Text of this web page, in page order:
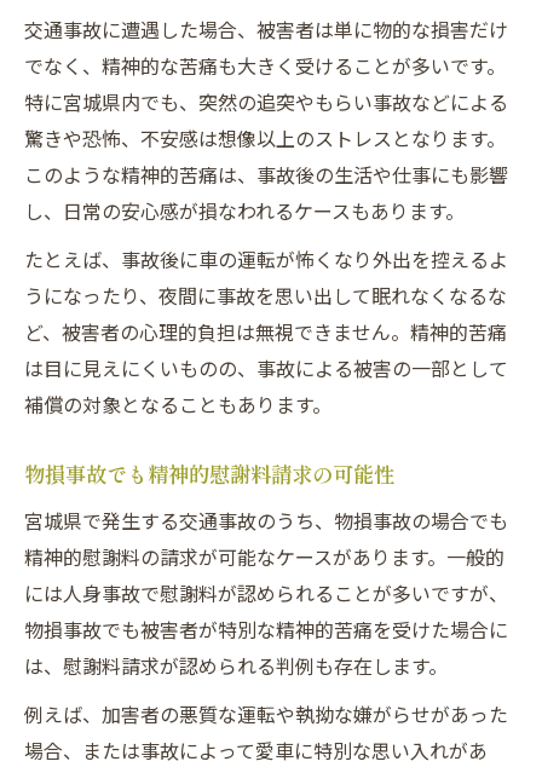
交通事故に遭遇した場合、被害者は単に物的な損害だけ
でなく、精神的な苦痛も大きく受けることが多いです。
特に宮城県内でも、突然の追突やもらい事故などによる
驚きや恐怖、不安感は想像以上のストレスとなります。
このような精神的苦痛は、事故後の生活や仕事にも影響
し、日常の安心感が損なわれるケースもあります。
たとえば、事故後に車の運転が怖くなり外出を控えるよ
うになったり、夜間に事故を思い出して眠れなくなるな
ど、被害者の心理的負担は無視できません。精神的苦痛
は目に見えにくいものの、事故による被害の一部として
補償の対象となることもあります。
物損事故でも精神的慰謝料請求の可能性
宮城県で発生する交通事故のうち、物損事故の場合でも
精神的慰謝料の請求が可能なケースがあります。一般的
には人身事故で慰謝料が認められることが多いですが、
物損事故でも被害者が特別な精神的苦痛を受けた場合に
は、慰謝料請求が認められる判例も存在します。
例えば、加害者の悪質な運転や執拗な嫌がらせがあった
場合、または事故によって愛車に特別な思い入れがあ